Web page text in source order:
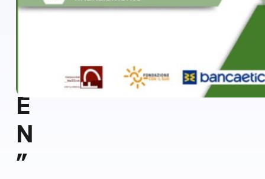
G
E
N
”